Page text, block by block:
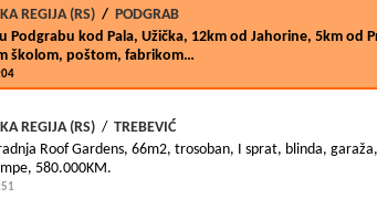
REGIJA (RS) / PODGRAB
Podgrabu kod Pala, Užička, 12km od Jahorine, 5km od
školom, poštom, fabrikom…
REGIJA (RS) / TREBEVIĆ
Roof Gardens, 66m2, trosoban, I sprat, blinda,
580.000KM.